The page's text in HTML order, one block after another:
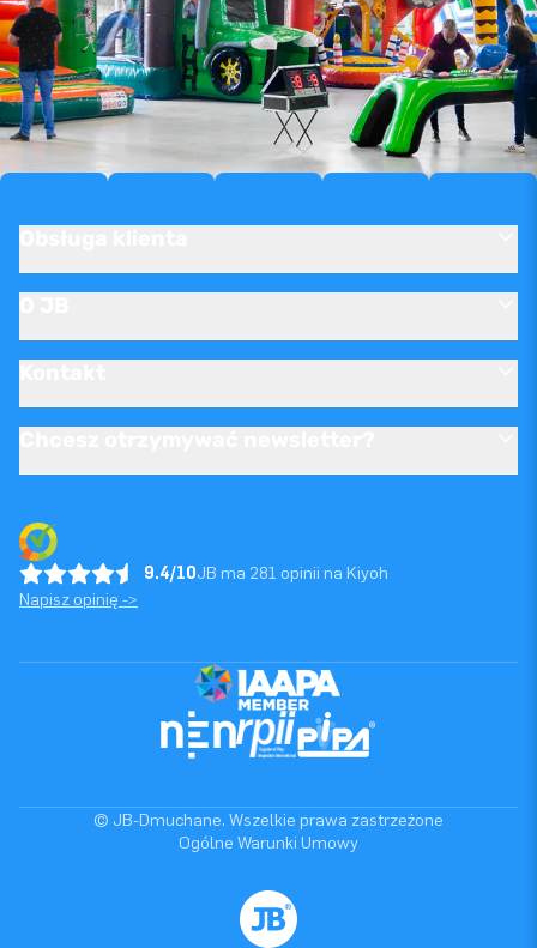
9.4/10JB ma 281 opinii na Kiyoh
Napisz opinię ->
© JB-Dmuchane. Wszelkie prawa zastrzeżone
Ogólne Warunki Umowy